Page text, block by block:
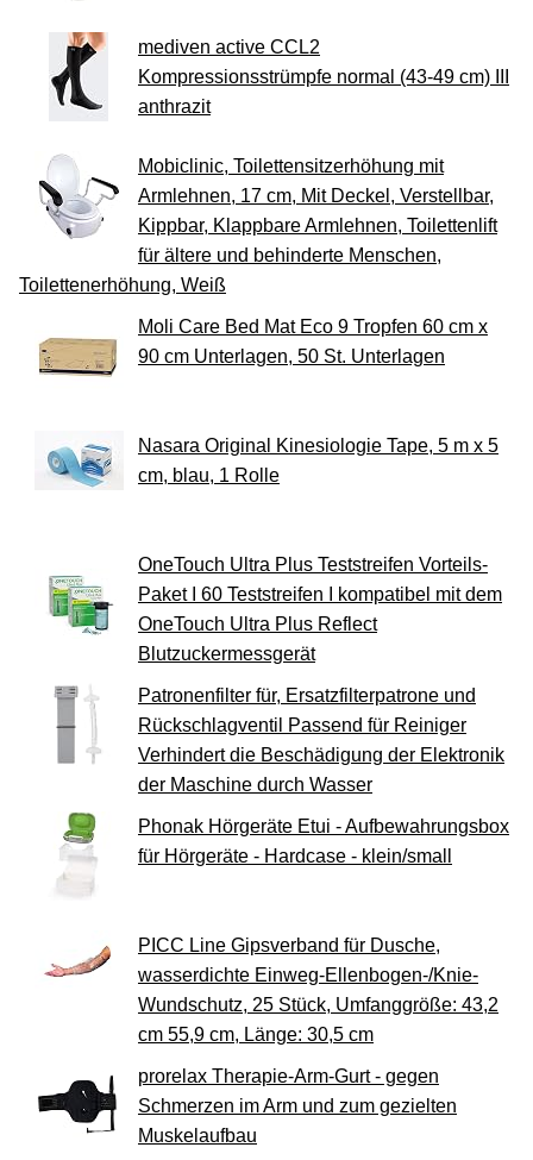
mediven active CCL2
Kompressionsstrümpfe normal (43-49 cm) III
anthrazit
Mobiclinic, Toilettensitzerhöhung mit
Armlehnen, 17 cm, Mit Deckel, Verstellbar,
Kippbar, Klappbare Armlehnen, Toilettenlift
für ältere und behinderte Menschen,
Toilettenerhöhung, Weiß
Moli Care Bed Mat Eco 9 Tropfen 60 cm x
90 cm Unterlagen, 50 St. Unterlagen
Nasara Original Kinesiologie Tape, 5 m x 5
cm, blau, 1 Rolle
OneTouch Ultra Plus Teststreifen Vorteils-
Paket I 60 Teststreifen I kompatibel mit dem
OneTouch Ultra Plus Reflect
Blutzuckermessgerät
Patronenfilter für, Ersatzfilterpatrone und
Rückschlagventil Passend für Reiniger
Verhindert die Beschädigung der Elektronik
der Maschine durch Wasser
Phonak Hörgeräte Etui - Aufbewahrungsbox
für Hörgeräte - Hardcase - klein/small
PICC Line Gipsverband für Dusche,
wasserdichte Einweg-Ellenbogen-/Knie-
Wundschutz, 25 Stück, Umfanggröße: 43,2
cm 55,9 cm, Länge: 30,5 cm
prorelax Therapie-Arm-Gurt - gegen
Schmerzen im Arm und zum gezielten
Muskelaufbau